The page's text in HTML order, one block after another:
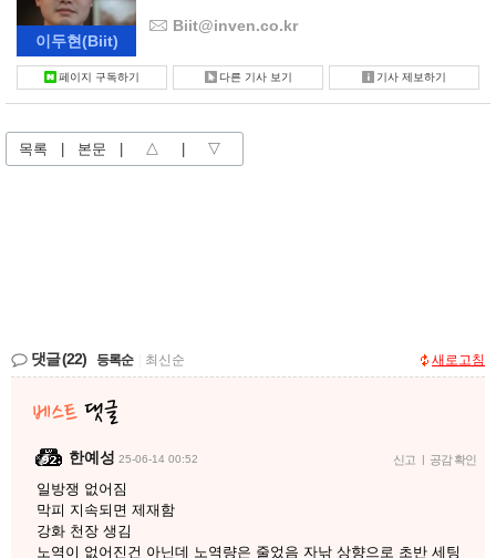
이두현(Biit)
Biit@inven.co.kr
페이지 구독하기 다른 기사 보기 기사 제보하기
목록 본문 △ ▽
댓글(22) 등록순 최신순 새로고침
한예성 25-06-14 00:52 신고 공감 확인
일방쟁 없어짐
막피 지속되면 제재함
강화 천장 생김
노역이 없어진건 아닌데 노역량은 줄었음 자낚 상향으로 초반 세팅